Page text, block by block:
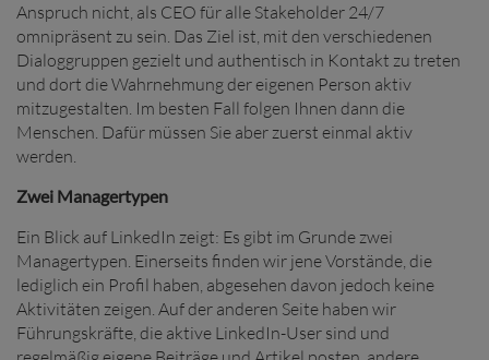
Anspruch nicht, als CEO für alle Stakeholder 24/7
omnipräsent zu sein. Das Ziel ist, mit den verschiedenen
Dialoggruppen gezielt und authentisch in Kontakt zu treten
und dort die Wahrnehmung der eigenen Person aktiv
mitzugestalten. Im besten Fall folgen Ihnen dann die
Menschen. Dafür müssen Sie aber zuerst einmal aktiv
werden.
Zwei Managertypen
Ein Blick auf LinkedIn zeigt: Es gibt im Grunde zwei
Managertypen. Einerseits finden wir jene Vorstände, die
lediglich ein Profil haben, abgesehen davon jedoch keine
Aktivitäten zeigen. Auf der anderen Seite haben wir
Führungskräfte, die aktive LinkedIn-User sind und